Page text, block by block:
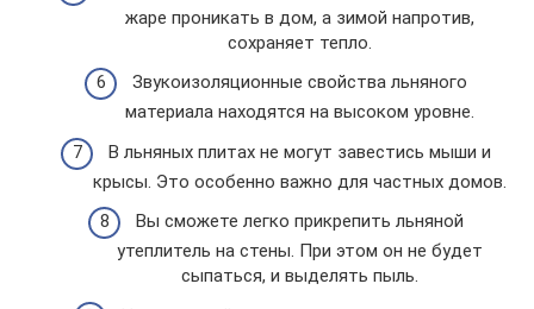
жаре проникать в дом, а зимой напротив,
сохраняет тепло.
Звукоизоляционные свойства льняного
материала находятся на высоком уровне.
В льняных плитах не могут завестись мыши и
крысы. Это особенно важно для частных домов.
Вы сможете легко прикрепить льняной
утеплитель на стены. При этом он не будет
сыпаться, и выделять пыль.